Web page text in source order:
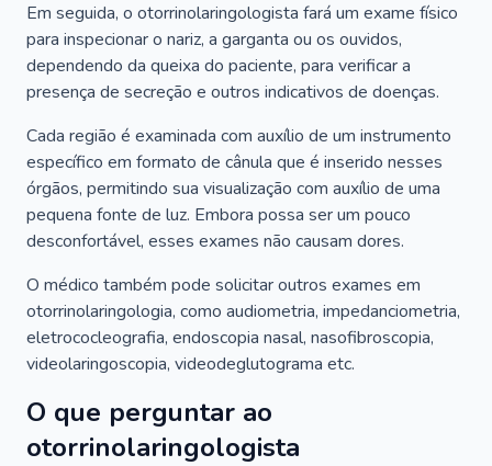
Em seguida, o otorrinolaringologista fará um exame físico
para inspecionar o nariz, a garganta ou os ouvidos,
dependendo da queixa do paciente, para verificar a
presença de secreção e outros indicativos de doenças.
Cada região é examinada com auxílio de um instrumento
específico em formato de cânula que é inserido nesses
órgãos, permitindo sua visualização com auxílio de uma
pequena fonte de luz. Embora possa ser um pouco
desconfortável, esses exames não causam dores.
O médico também pode solicitar outros exames em
otorrinolaringologia, como audiometria, impedanciometria,
eletrococleografia, endoscopia nasal, nasofibroscopia,
videolaringoscopia, videodeglutograma etc.
O que perguntar ao
otorrinolaringologista